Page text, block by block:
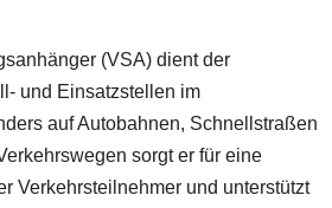
(VSA) dient der
und Einsatzstellen im
auf Autobahnen, Schnellstraßen
sorgt er für eine
Verkehrsteilnehmer und unterstützt